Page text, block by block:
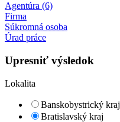
Agentúra (6)
Firma
Súkromná osoba
Úrad práce
Upresniť výsledok
Lokalita
Banskobystrický kraj
Bratislavský kraj